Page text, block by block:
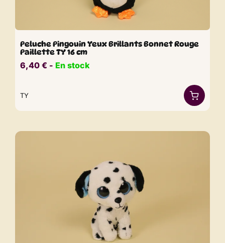
Peluche Pingouin Yeux Brillants Bonnet Rouge
Paillette TY 16 cm
6,40 € ​​ - En stock
TY